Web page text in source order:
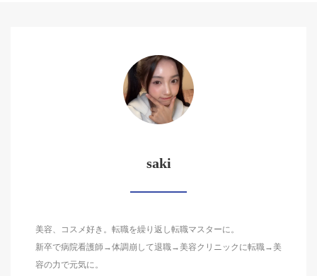
saki
美容、コスメ好き。転職を繰り返し転職マスターに。
新卒で病院看護師→体調崩して退職→美容クリニックに転職→美
容の力で元気に。